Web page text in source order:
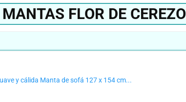
FLOR DE CEREZO
y cálida Manta de sofá 127 x 154 cm...